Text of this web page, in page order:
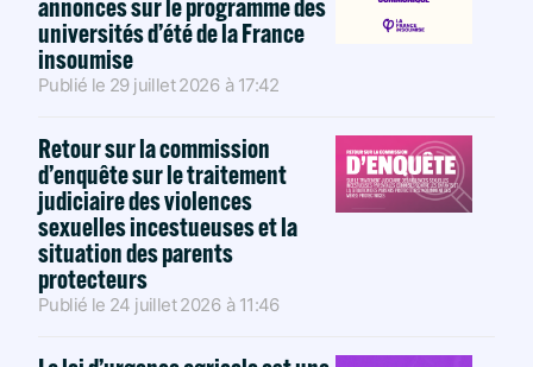
annonces sur le programme des
universités d’été de la France
insoumise
Publié le 29 juillet 2026 à 17:42
Retour sur la commission
d’enquête sur le traitement
judiciaire des violences
sexuelles incestueuses et la
situation des parents
protecteurs
Publié le 24 juillet 2026 à 11:46